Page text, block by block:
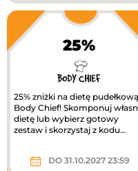
25%
25% zniżki na dietę pudełkową
Body Chief! Skomponuj
dietę lub wybierz gotowy
zestaw i skorzystaj z kodu
DO 31.10.2027 23:59